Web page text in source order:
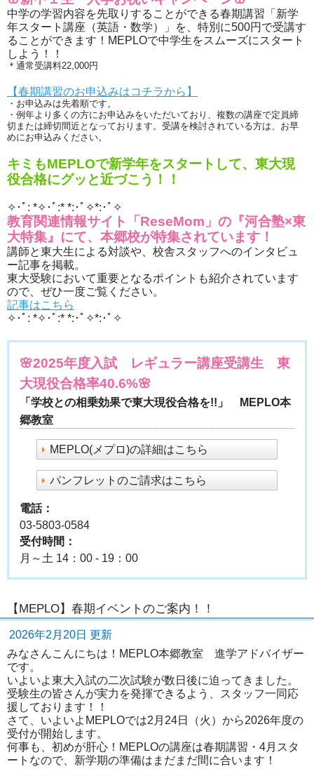
中学の学習内容を先取りすることができる春期講習「新学
年スタート講座（英語・数学）」を、特別に500円で受講す
ることができます！MEPLOで中学生をスムーズにスタート
しよう！！
＊通常受講料22,000円
【春期講習のお申込みはコチラから】
・お申込みは先着順です。
・例年より多くの方にお申込みをいただいており、複数の講座で定員締
切または締切間近となっております。受講を検討されている方は、お早
めにお申込みください。
キミもMEPLOで新学年をスタートして、東大現
役合格にグッと近づこう！！
✧･ﾟ: *✧･ﾟ:* *:･ﾟ✧*:･ﾟ✧
教育関連情報サイト「ReseMom」の『河合塾×東
大特集』にて、本郷校が特集されています！
講師と東大生による対談や、校舎スタッフへのインタビュ
ー記事を掲載。
東大受験において重要となるポイントも紹介されています
ので、ぜひ一度ご覧ください。
記事はこちら
✧･ﾟ: *✧･ﾟ:* *:･ﾟ✧*:･ﾟ✧
🌸2025年度入試 レギュラー講座受講生 東
大現役合格率40.6%🌸
「学校との相乗効果で東大現役合格を!!」 MEPLO本
郷教室
MEPLO(メプロ)の詳細はこちら
パンフレットのご請求はこちら
電話：
03-5803-0584
受付時間：
月～土 14：00 - 19：00
【MEPLO】春期イベントのご案内！！
2026年2月20日 更新
みなさんこんにちは！MEPLO本郷教室 進学アドバイザー
です。
いよいよ東大入試の二次試験が数日後に迫ってきました。
受験生の皆さんが実力を発揮できるよう、スタッフ一同応
援しております！！
さて、いよいよMEPLOでは2月24日（火）から2026年度の
受付が開始します。
何事も、初めが肝心！MEPLOの講座は春期講習・4月スタ
ートなので、新学期の準備はまだまだ間に合います！